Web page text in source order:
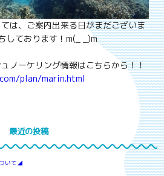
は、ご案内出来る日がまだございま
しております！m(_ _)m
ノーケリング情報はこちらから！！
plan/marin.html
最近の投稿
いて◢